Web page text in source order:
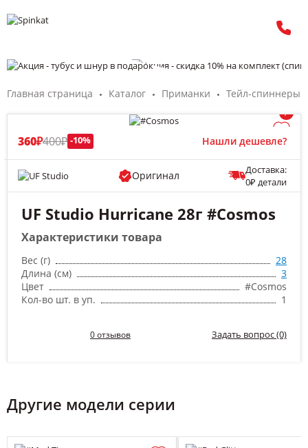
Главная страница Каталог Приманки
Тейл-спиннеры
/
360₽400₽ -10% Нашли дешевле?
Оригинал
Доставка:
0₽ детали
UF Studio Hurricane 28г #Cosmos
Характеристики товара
Вес (г)
28
Длина (см)
3
Цвет
#Cosmos
Кол-во шт. в уп.
1
0 отзывов Задать вопрос (0)
Другие модели серии